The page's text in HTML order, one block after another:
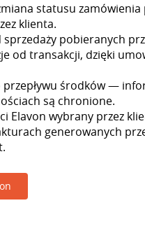
statusu zamówienia
klienta.
pobieranych
od transakcji, dzięki
przepływu środków —
są chronione.
Elavon wybrany przez
generowanych